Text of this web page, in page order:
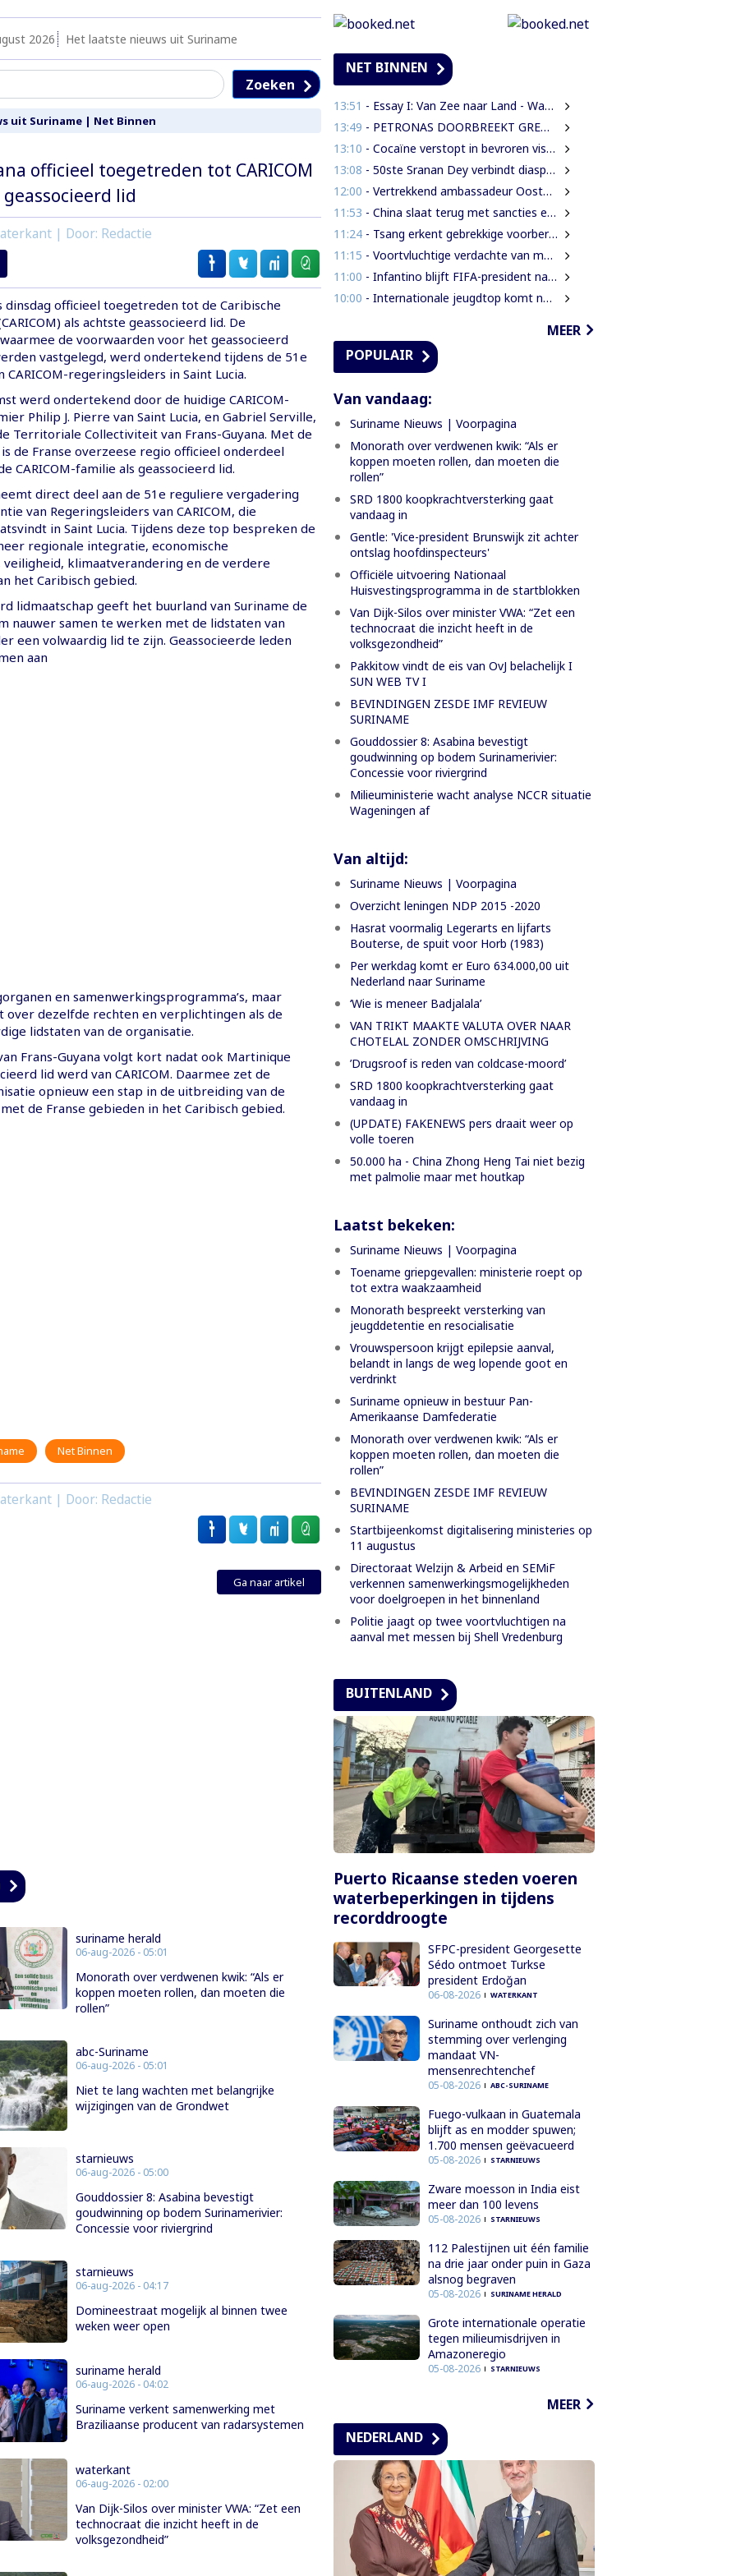
2026 Het laatste nieuws uit Suriname
Zoeken
uit Suriname| Net Binnen
officieel toegetreden tot CARICOM
lid
| Door: Redactie
dinsdag officieel toegetreden tot de Caribische
als achtste geassocieerd lid. De
de voorwaarden voor het geassocieerd
vastgelegd, werd ondertekend tijdens de 51e
regeringsleiders in Saint Lucia.
werd ondertekend door de huidige CARICOM-
Philip J. Pierre van Saint Lucia, en Gabriel Serville,
Territoriale Collectiviteit van Frans-Guyana. Met de
de Franse overzeese regio officieel onderdeel
CARICOM-familie als geassocieerd lid.
direct deel aan de 51e reguliere vergadering
van Regeringsleiders van CARICOM, die
in Saint Lucia. Tijdens deze top bespreken de
regionale integratie, economische
veiligheid, klimaatverandering en de verdere
het Caribisch gebied.
lidmaatschap geeft het buurland van Suriname de
nauwer samen te werken met de lidstaten van
een volwaardig lid te zijn. Geassocieerde leden
aan
en samenwerkingsprogramma’s, maar
over dezelfde rechten en verplichtingen als de
lidstaten van de organisatie.
Frans-Guyana volgt kort nadat ook Martinique
lid werd van CARICOM. Daarmee zet de
opnieuw een stap in de uitbreiding van de
de Franse gebieden in het Caribisch gebied.
Net Binnen
| Door: Redactie
Ga naar artikel
suriname herald
06-aug-2026 - 05:01
Monorath over verdwenen kwik: “Als er
koppen moeten rollen, dan moeten die
rollen”
abc-Suriname
06-aug-2026 - 05:01
Niet te lang wachten met belangrijke
wijzigingen van de Grondwet
starnieuws
06-aug-2026 - 05:00
Gouddossier 8: Asabina bevestigt
goudwinning op bodem Surinamerivier:
Concessie voor riviergrind
starnieuws
06-aug-2026 - 04:17
Domineestraat mogelijk al binnen twee
weken weer open
suriname herald
06-aug-2026 - 04:02
Suriname verkent samenwerking met
Braziliaanse producent van radarsystemen
waterkant
06-aug-2026 - 02:00
Van Dijk-Silos over minister VWA: “Zet een
technocraat die inzicht heeft in de
volksgezondheid”
NET BINNEN
13:51 - Essay I: Van Zee naar Land - Wat Suriname zelf moet weten over de Nieuwe Raffinaderij en Gas-to-Shore
13:49 - PETRONAS DOORBREEKT GRENS VAN 1 MILJARD VATEN IN BLOK 52 | WAT BETEKENT DEZE MIJLPAAL VOOR DE SURINAAMSE ECONOMIE?
13:10 - Cocaïne verstopt in bevroren vissen ontdekt bij douanecontrole
13:08 - 50ste Sranan Dey verbindt diaspora, cultuur en ondernemerschap in New York
12:00 - Vertrekkend ambassadeur Oostelbos: ‘De grootste rijkdom van Suriname zijn de mensen’
11:53 - China slaat terug met sancties en strengere exportregels in handelsconflict met VS
11:24- Tsang erkent gebrekkige voorbereiding werkzaamheden Domineestraat
11:15 - Voortvluchtige verdachte van mensenhandel uitgeleverd door Guyana
11:00 - Infantino blijft FIFA-president na crisisoverleg en biedt excuses aan
10:00 - Internationale jeugdtop komt naar Paramaribo voor BAITALI COTECC U14 Tennis Cup
MEER
POPULAIR
Van vandaag:
Suriname Nieuws | Voorpagina
Monorath over verdwenen kwik: “Als er
koppen moeten rollen, dan moeten die
rollen”
SRD 1800 koopkrachtversterking gaat
vandaag in
Gentle: 'Vice-president Brunswijk zit achter
ontslag hoofdinspecteurs'
Officiële uitvoering Nationaal
Huisvestingsprogramma in de startblokken
Van Dijk-Silos over minister VWA: “Zet een
technocraat die inzicht heeft in de
volksgezondheid”
Pakkitow vindt de eis van OvJ belachelijk I
SUN WEB TV I
BEVINDINGEN ZESDE IMF REVIEUW
SURINAME
Gouddossier 8: Asabina bevestigt
goudwinning op bodem Surinamerivier:
Concessie voor riviergrind
Milieuministerie wacht analyse NCCR situatie
Wageningen af
Van altijd:
Suriname Nieuws | Voorpagina
Overzicht leningen NDP 2015 -2020
Hasrat voormalig Legerarts en lijfarts
Bouterse, de spuit voor Horb (1983)
Per werkdag komt er Euro 634.000,00 uit
Nederland naar Suriname
‘Wie is meneer Badjalala’
VAN TRIKT MAAKTE VALUTA OVER NAAR
CHOTELAL ZONDER OMSCHRIJVING
’Drugsroof is reden van coldcase-moord’
SRD 1800 koopkrachtversterking gaat
vandaag in
(UPDATE) FAKENEWS pers draait weer op
volle toeren
50.000 ha - China Zhong Heng Tai niet bezig
met palmolie maar met houtkap
Laatst bekeken:
Suriname Nieuws | Voorpagina
Toename griepgevallen: ministerie roept op
tot extra waakzaamheid
Monorath bespreekt versterking van
jeugddetentie en resocialisatie
Vrouwspersoon krijgt epilepsie aanval,
belandt in langs de weg lopende goot en
verdrinkt
Suriname opnieuw in bestuur Pan-
Amerikaanse Damfederatie
Monorath over verdwenen kwik: “Als er
koppen moeten rollen, dan moeten die
rollen”
BEVINDINGEN ZESDE IMF REVIEUW
SURINAME
Startbijeenkomst digitalisering ministeries op
11 augustus
Directoraat Welzijn & Arbeid en SEMiF
verkennen samenwerkingsmogelijkheden
voor doelgroepen in het binnenland
Politie jaagt op twee voortvluchtigen na
aanval met messen bij Shell Vredenburg
BUITENLAND
Puerto Ricaanse steden voeren
waterbeperkingen in tijdens
recorddroogte
SFPC-president Georgesette
Sédo ontmoet Turkse
president Erdoğan
06-08-2026 WATERKANT
Suriname onthoudt zich van
stemming over verlenging
mandaat VN-
mensenrechtenchef
05-08-2026 ABC-SURINAME
Fuego-vulkaan in Guatemala
blijft as en modder spuwen;
1.700 mensen geëvacueerd
05-08-2026 STARNIEUWS
Zware moesson in India eist
meer dan 100 levens
05-08-2026 STARNIEUWS
112 Palestijnen uit één familie
na drie jaar onder puin in Gaza
alsnog begraven
05-08-2026 SURINAME HERALD
Grote internationale operatie
tegen milieumisdrijven in
Amazoneregio
05-08-2026 STARNIEUWS
MEER
NEDERLAND